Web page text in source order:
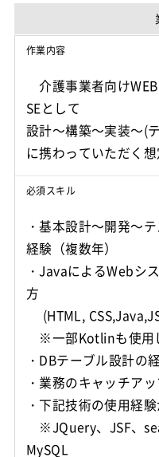
作業内容
介護事業者向け
SEとして
設計～構築～実装～(
に携わっていただく想
必須スキル
・基本設計～開発～
経験（複数年）
・JavaによるWebシ
方
(HTML,
※一部Kotlinも使用
・DBテーブル設計の
・業務のキャッチア
・下記技術の使用経
※JQuery、JSF、